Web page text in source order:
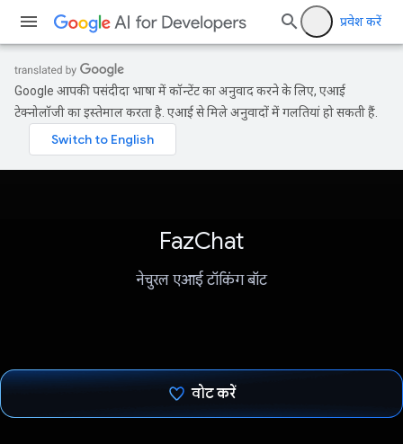
प्रवेश करें
Google आपकी पसंदीदा भाषा में कॉन्टेंट का अनुवाद करने के लिए, एआई
टेक्नोलॉजी का इस्तेमाल करता है. एआई से मिले अनुवादों में गलतियां हो सकती हैं.
FazChat
नेचुरल एआई टॉकिंग बॉट
वोट करें